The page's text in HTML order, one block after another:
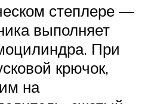
степлере —
выполняет
При
крючок,
на